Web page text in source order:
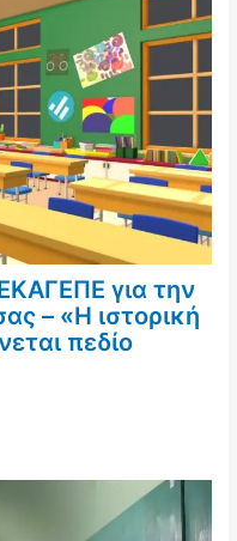
για την
– «Η ιστορική
πεδίο